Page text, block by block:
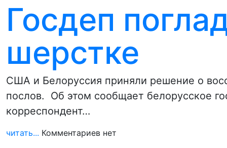
Госдеп
шерстке
США и Белоруссия приняли решение о
послов. Об этом сообщает белорусское
корреспондент…
читать... Комментариев нет